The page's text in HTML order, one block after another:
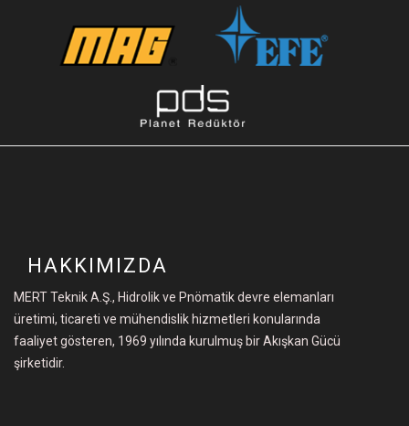
HAKKIMIZDA
MERT Teknik A.Ş., Hidrolik ve Pnömatik devre elemanları
üretimi, ticareti ve mühendislik hizmetleri konularında
faaliyet gösteren, 1969 yılında kurulmuş bir Akışkan Gücü
şirketidir.